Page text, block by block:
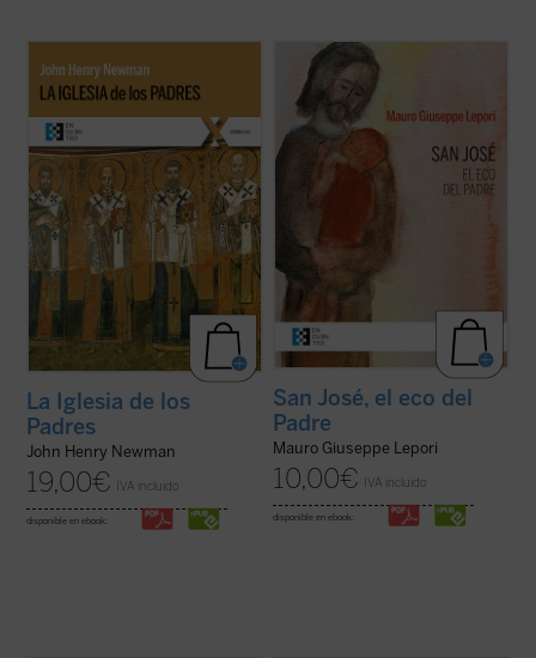
escritos de san John Henry Newman
(1801-1890) sobre el cristianismo de los
Historical Sketches. Además de retornar al
cristianismo primitivo para ...
(ver ficha)
La Iglesia de los
Padres
John Henry Newman
19,00€ IVA incluido
disponible en ebook:
San José fue llamado a materializar la
paternidad de Dios hacia el Hijo encarnado.
Una vocación, un camino, vividos en el
silencio, porque tendía a la escucha de una
Palabra que se hizo Presencia en su casa.
Con él, Dios Padre no ha querido ...
ficha)
San José, el eco del
Padre
Mauro Giuseppe Lepori
10,00€ IVA incluido
disponible en ebook: